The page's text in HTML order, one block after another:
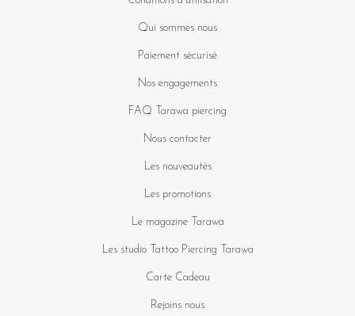
Qui sommes nous
Paiement sécurisé
Nos engagements
FAQ Tarawa piercing
Nous contacter
Les nouveautés
Les promotions
Le magazine Tarawa
Les studio Tattoo Piercing Tarawa
Carte Cadeau
Rejoins nous